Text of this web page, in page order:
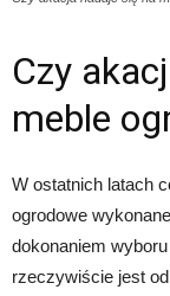
Czy
meble
W ostatnich latach
ogrodowe
dokonaniem
rzeczywiście jest